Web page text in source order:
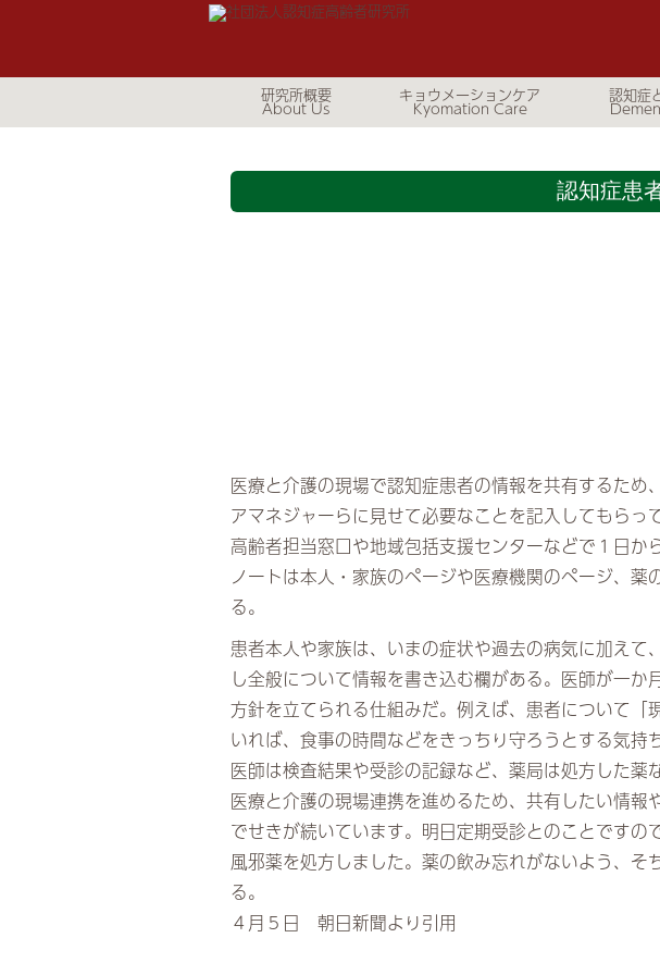
研究所概要 キョウメーションケア 認知症
認知症患
医療と介護の現場で認知症患者の情報を共有するた
アマネジャーらに見せて必要なことを記入してもら
高齢者担当窓口や地域包括支援センターなどで１日か
ノートは本人・家族のページや医療機関のページ、
る。
患者本人や家族は、いまの症状や過去の病気に加え
し全般について情報を書き込む欄がある。医師が一
方針を立てられる仕組みだ。例えば、患者について
いれば、食事の時間などをきっちり守ろうとする気持
医師は検査結果や受診の記録など、薬局は処方した薬
医療と介護の現場連携を進めるため、共有したい情
でせきが続いています。明日定期受診とのことです
風邪薬を処方しました。薬の飲み忘れがないよう、
る。
４月５日 朝日新聞より引用